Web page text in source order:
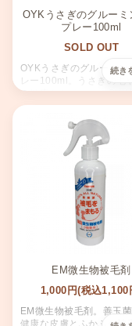
OYKうさぎのグルーミ
プレー100ml
SOLD OUT
OYKうさぎのグルーミン
レー100ml。うさぎの毛
の健康をサポート。OYK
ッカエキスが汚れを分解
ミンでうるおいもキープ
ア効果で安全に使用可能
EM微生物被毛剤
1,000円(税込1,100
EM微生物被毛剤。善玉
健康な皮膚とふかふか被